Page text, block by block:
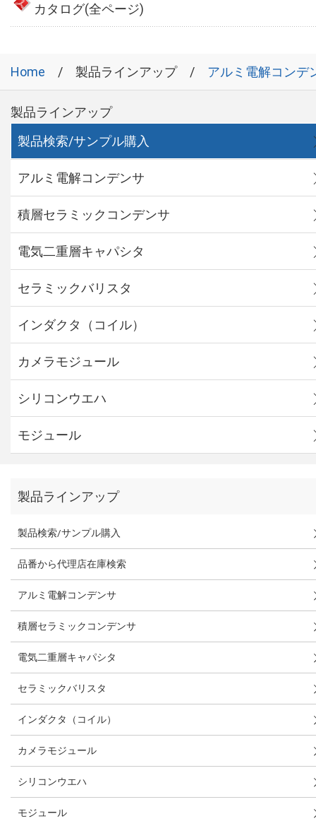
カタログ(全ページ)
Home 製品ラインアップ アルミ電解コンデ
製品ラインアップ
製品検索/サンプル購入
アルミ電解コンデンサ
積層セラミックコンデンサ
電気二重層キャパシタ
セラミックバリスタ
インダクタ（コイル）
カメラモジュール
シリコンウエハ
モジュール
製品ラインアップ
製品検索/サンプル購入
品番から代理店在庫検索
アルミ電解コンデンサ
積層セラミックコンデンサ
電気二重層キャパシタ
セラミックバリスタ
インダクタ（コイル）
カメラモジュール
シリコンウエハ
モジュール